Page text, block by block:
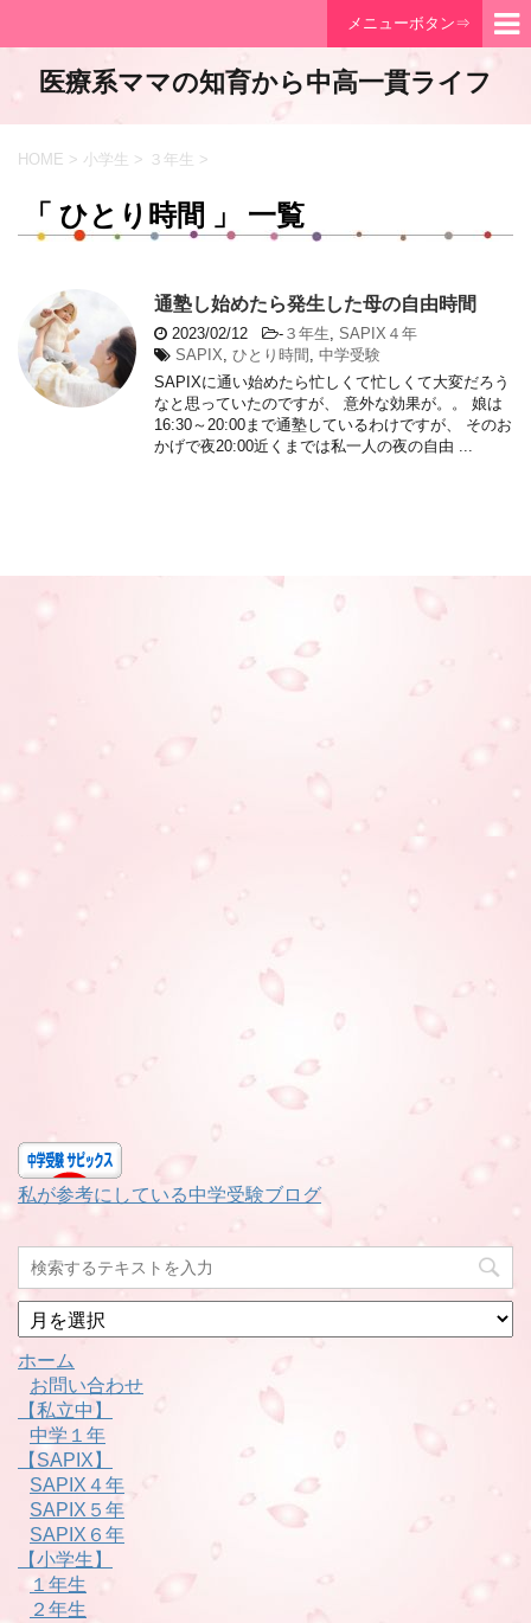
メニューボタン⇒
医療系ママの知育から中高一貫ライフ
HOME > 小学生 > ３年生 >
「 ひとり時間 」 一覧
通塾し始めたら発生した母の自由時間
2023/02/12 - ３年生, SAPIX４年
SAPIX, ひとり時間 , 中学受験
SAPIXに通い始めたら忙しくて忙しくて大変だろう
なと思っていたのですが、 意外な効果が。。 娘は
16:30～20:00まで通塾しているわけですが、 そのお
かげで夜20:00近くまでは私一人の夜の自由 ...
私が参考にしている中学受験ブログ
月
別
ホーム
お問い合わせ
【私立中】
中学１年
【SAPIX】
SAPIX４年
SAPIX５年
SAPIX６年
【小学生】
１年生
２年生